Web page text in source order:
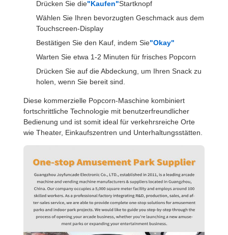
Drücken Sie die"Kaufen"Startknopf
Wählen Sie Ihren bevorzugten Geschmack aus dem
Touchscreen-Display
Bestätigen Sie den Kauf, indem Sie"Okay"
Warten Sie etwa 1-2 Minuten für frisches Popcorn
Drücken Sie auf die Abdeckung, um Ihren Snack zu
holen, wenn Sie bereit sind.
Diese kommerzielle Popcorn-Maschine kombiniert
fortschrittliche Technologie mit benutzerfreundlicher
Bedienung und ist somit ideal für verkehrsreiche Orte
wie Theater, Einkaufszentren und Unterhaltungsstätten.